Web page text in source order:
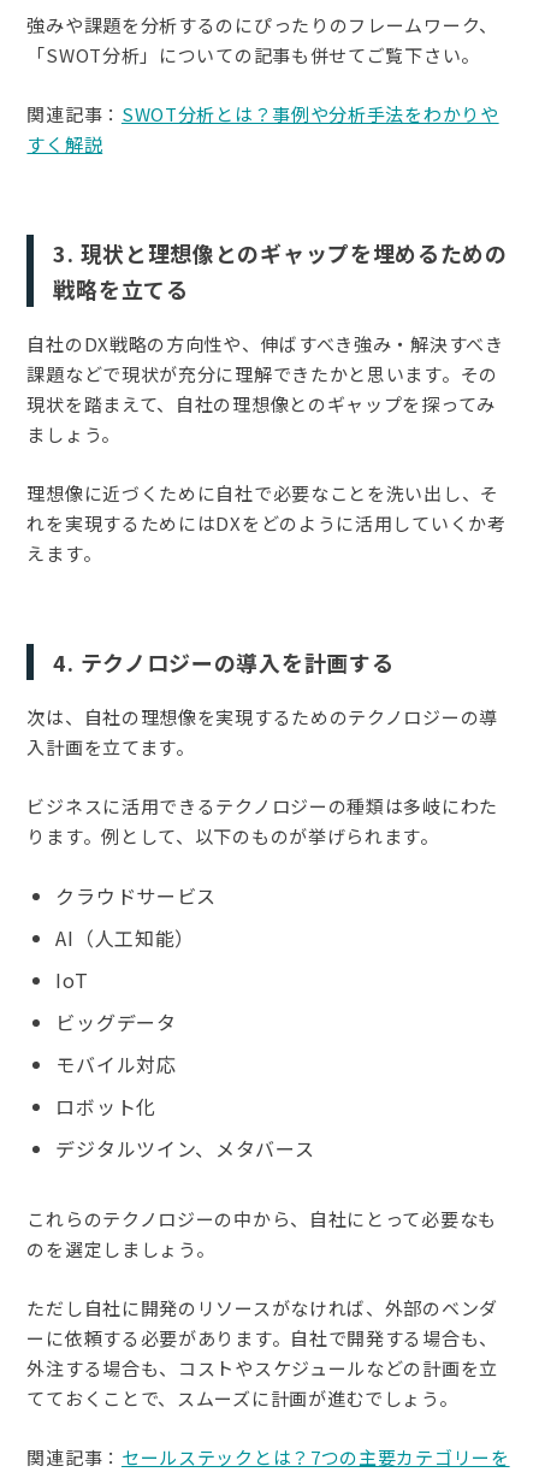
強みや課題を分析するのにぴったりのフレームワーク、
「SWOT分析」についての記事も併せてご覧下さい。
関連記事： SWOT分析とは？事例や分析手法をわかりや
すく解説
3. 現状と理想像とのギャップを埋めるための
戦略を立てる
自社のDX戦略の方向性や、伸ばすべき強み・解決すべき
課題などで現状が充分に理解できたかと思います。その
現状を踏まえて、自社の理想像とのギャップを探ってみ
ましょう。
理想像に近づくために自社で必要なことを洗い出し、そ
れを実現するためにはDXをどのように活用していくか考
えます。
4. テクノロジーの導入を計画する
次は、自社の理想像を実現するためのテクノロジーの導
入計画を立てます。
ビジネスに活用できるテクノロジーの種類は多岐にわた
ります。例として、以下のものが挙げられます。
クラウドサービス
AI（人工知能）
IoT
ビッグデータ
モバイル対応
ロボット化
デジタルツイン、メタバース
これらのテクノロジーの中から、自社にとって必要なも
のを選定しましょう。
ただし自社に開発のリソースがなければ、外部のベンダ
ーに依頼する必要があります。自社で開発する場合も、
外注する場合も、コストやスケジュールなどの計画を立
てておくことで、スムーズに計画が進むでしょう。
関連記事： セールステックとは？7つの主要カテゴリーを